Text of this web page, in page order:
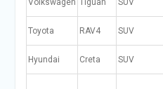
Volkswagen Tiguan SUV
Toyota RAV4 SUV
Hyundai Creta SUV